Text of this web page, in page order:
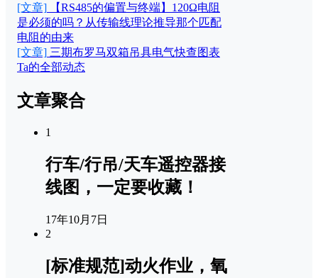
[文章] 【RS485的偏置与终端】120Ω电阻
是必须的吗？从传输线理论推导那个匹配
电阻的由来
[文章] 三期布罗马双箱吊具电气快查图表
Ta的全部动态
文章聚合
1
行车/行吊/天车遥控器接
线图，一定要收藏！
17年10月7日
2
[标准规范]动火作业，氧